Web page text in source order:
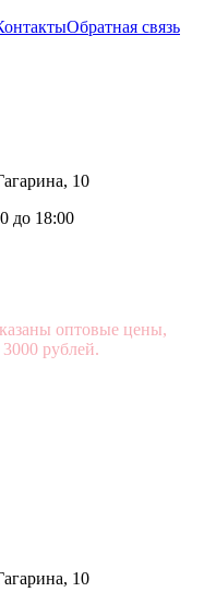
Обратная связь
10
до 18:00
оптовые цены,
рублей.
10